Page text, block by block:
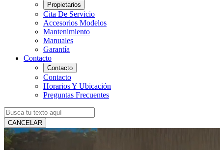
Propietarios
Cita De Servicio
Accesorios Modelos
Mantenimiento
Manuales
Garantía
Contacto
Contacto
Contacto
Horarios Y Ubicación
Preguntas Frecuentes
CANCELAR